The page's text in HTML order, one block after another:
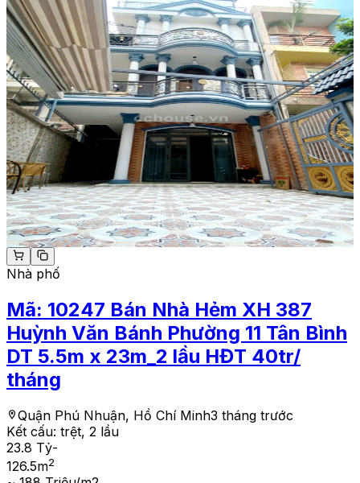
Nhà phố
Mã: 10247 Bán Nhà Hẻm XH 387
Huỳnh Văn Bánh Phường 11 Tân Bình
DT 5.5m x 23m_2 lầu HĐT 40tr/
tháng
Quận Phú Nhuận, Hồ Chí Minh3 tháng trước
Kết cấu: trệt, 2 lầu
23.8 Tỷ-
126.5m2